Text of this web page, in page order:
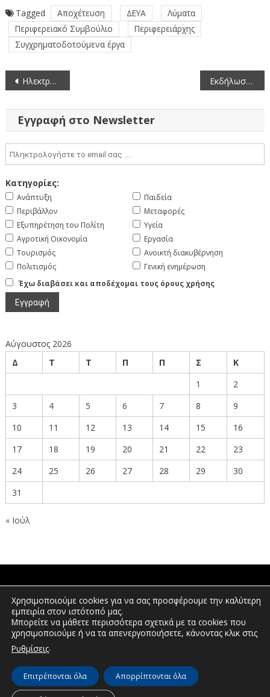
Tagged Αποχέτευση ΔΕΥΑ
Λύματα
Περιφερειακό Συμβούλιο
Περιφερειάρχης
Συγχρηματοδοτούμενα έργα
Πλοήγηση
άρθρων
Ηλεκτρονικός Διαγωνισμός Σύμβασης Προμήθειας «Εγκατάσταση αντλιών θερμότητας στον Ι.Ν. Αγίου Νικολάου Κρόκου» Εκδήλωση τουριστικής προβολής της Π.Ε. Γρεβενών
Εγγραφή στο Newsletter
Κατηγορίες:
Ανάπτυξη
Περιβάλλον
Εξυπηρέτηση του Πολίτη
Αγροτική Οικονομία
Τουρισμός
Πολιτισμός
Παιδεία
Μεταφορές
Υγεία
Εργασία
Ανοικτή διακυβέρνηση
Γενική ενημέρωση
Έχω διαβάσει και αποδέχομαι τους όρους χρήσης
Αύγουστος 2026
Δ
Τ Τ Π Π Σ
Κ
1
2
3
4 5 6 7 8
9
10
11 12 13 14 15
16
17
18 19 20 21 22
23
24
25 26 27 28 29
30
31
« Ιούλ
ΠΟΛΙΤΕΣ
ΕΠΕΝΔΥΤΕΣ
© Διεύθυνση Διαφάνειας & Ηλεκτρονικής Διακυβέρνησης | Περιφέρεια
Χρησιμοποιούμε cookies για να σας προσφέρουμε την καλύτερη
εμπειρία στον ιστότοπό μας.
Μπορείτε να μάθετε περισσότερα σχετικά με τα cookies που
χρησιμοποιούμε ή να τα απενεργοποιήσετε, κάνοντας κλικ στις
Ρυθμίσεις.
Επιτρέπονται όλα Απορρίπτονται όλα